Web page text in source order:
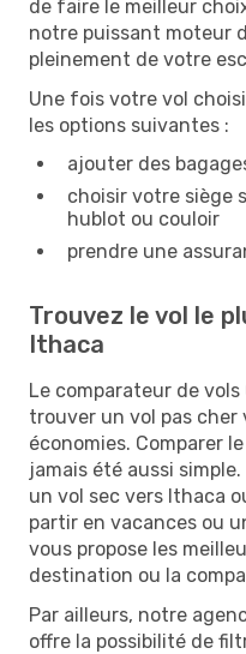
de faire le meilleur
notre puissant moteur
pleinement de votre
Une fois votre vol
les options suivantes :
ajouter des
choisir votre siège
hublot ou couloir
prendre une
Trouvez le vol le
Ithaca
Le comparateur de vols
trouver un vol pas
économies. Comparer
jamais été aussi
un vol sec vers Ithaca
partir en vacances ou
vous propose les
destination ou la
Par ailleurs, notre
offre la possibilité de